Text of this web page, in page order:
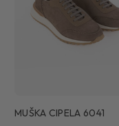
MUŠKA CIPELA 6041